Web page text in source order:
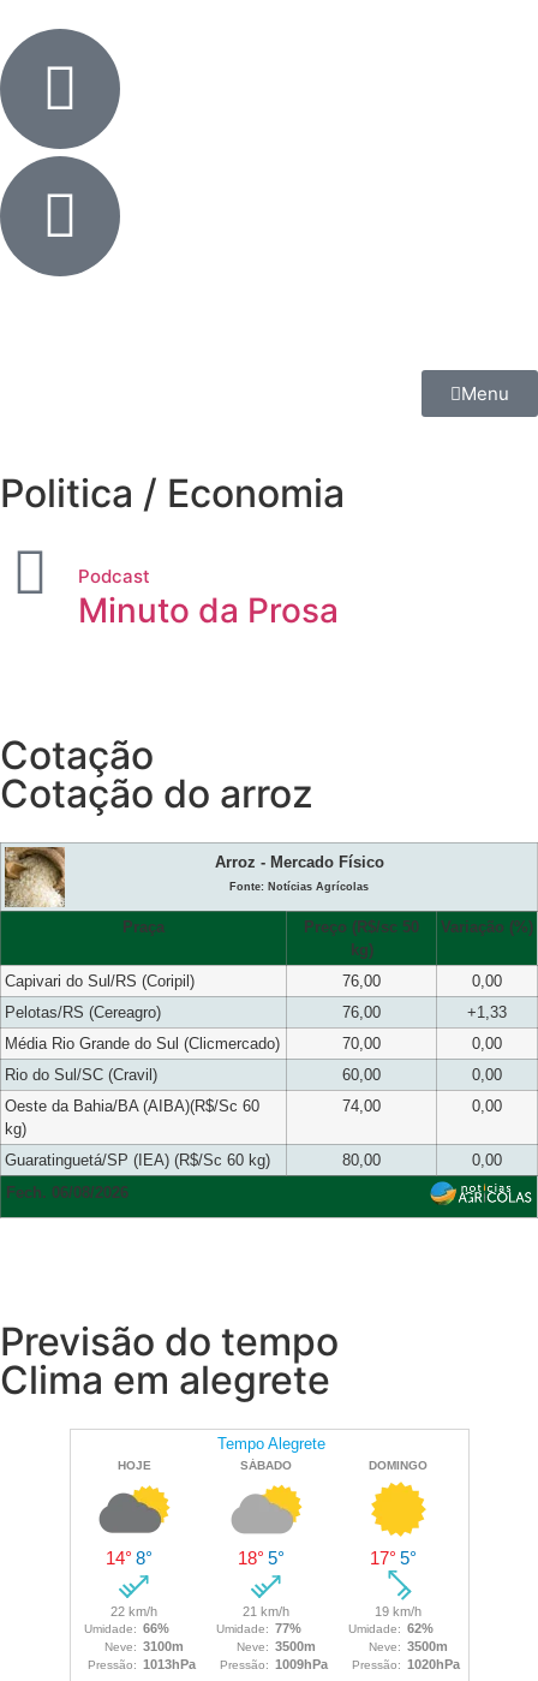
Menu
Politica / Economia
Podcast
Minuto da Prosa
Cotação
Cotação do arroz
Arroz - Mercado Físico
Fonte: Notícias Agrícolas
Praça
Preço (R$/sc 50
kg)
Variação (%)
Capivari do Sul/RS (Coripil) 76,00
0,00
Pelotas/RS (Cereagro)
76,00
+1,33
Média Rio Grande do Sul (Clicmercado)
70,00
0,00
Rio do Sul/SC (Cravil)
60,00
0,00
Oeste da Bahia/BA (AIBA)(R$/Sc 60
kg)
74,00 0,00
Guaratinguetá/SP (IEA) (R$/Sc 60 kg) 80,00
0,00
Fech. 06/08/2026
Previsão do tempo
Clima em alegrete